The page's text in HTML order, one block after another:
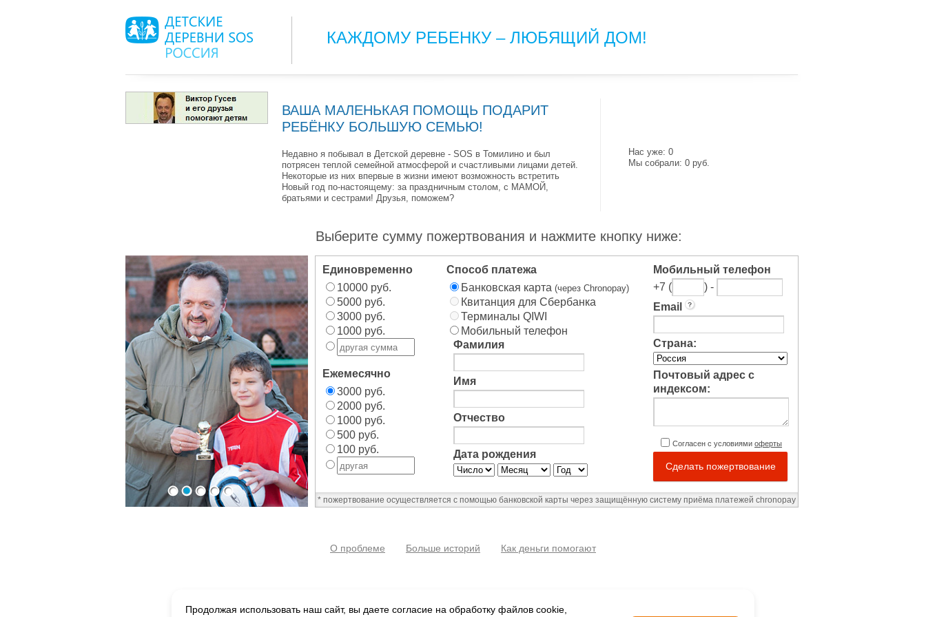
КАЖДОМУ РЕБЕНКУ – ЛЮБЯЩИЙ ДОМ!
Нас уже: 0
Мы собрали: 0 руб.
ВАША МАЛЕНЬКАЯ ПОМОЩЬ ПОДАРИТ
РЕБЁНКУ БОЛЬШУЮ СЕМЬЮ!
Недавно я побывал в Детской деревне - SOS в Томилино и был
потрясен теплой семейной атмосферой и счастливыми лицами детей.
Некоторые из них впервые в жизни имеют возможность встретить
Новый год по-настоящему: за праздничным столом, с МАМОЙ,
братьями и сестрами! Друзья, поможем?
Выберите сумму пожертвования и нажмите кнопку ниже:
Единовременно
10000 руб.
5000 руб.
3000 руб.
1000 руб.
Ежемесячно
3000 руб.
2000 руб.
1000 руб.
500 руб.
100 руб.
Способ платежа
Банковская карта (через Chronopay)
Квитанция для Сбербанка
Терминалы QIWI
Мобильный телефон
Фамилия
Имя
Отчество
Дата рождения
Мобильный телефон
+7 (
) -
Email
Страна:
Почтовый адрес с
индексом:
Согласен с условиями оферты
Сделать пожертвование
* пожертвование осуществляется с помощью банковской карты через защищённую систему приёма платежей chronopay
О проблеме Больше историй Как деньги помогают
Продолжая использовать наш сайт, вы даете согласие на обработку файлов cookie,